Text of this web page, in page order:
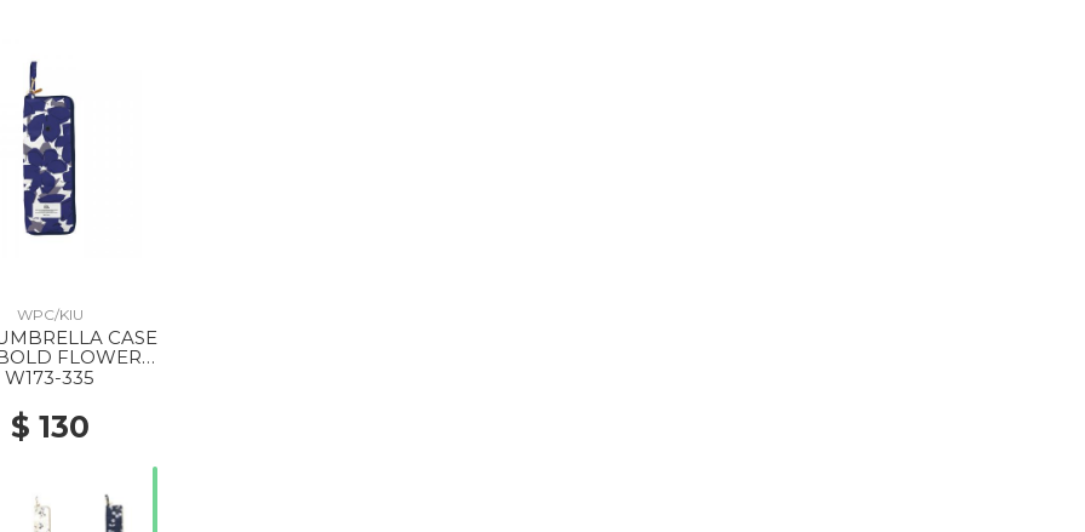
WPC/KIU
CASE
FLOWER
NAVY
W173-335
$ 130